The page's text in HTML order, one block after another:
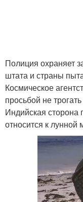
Полиция охраняет
штата и страны
Космическое
просьбой не
Индийская сторона
относится к лунной